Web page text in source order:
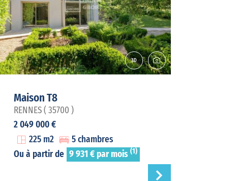
Maison T8
RENNES ( 35700 )
2 049 000 €
225 m2
5 chambres
Ou à partir de 9 931 € par mois (1)